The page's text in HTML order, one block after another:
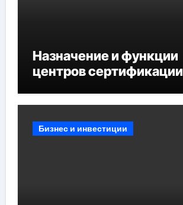
Назначение и функции
центров сертификации
Бизнес и инвестиции